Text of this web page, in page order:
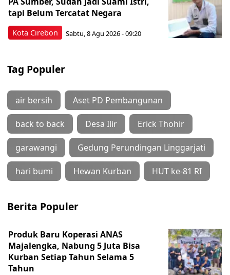
Kota Cirebon
tapi Belum Tercatat Negara
Sabtu, 8 Agu 2026 - 09:20
Tag Populer
air bersih Aset PD Pembangunan
back to back Desa Ilir Erick Thohir
garawangi Gedung Perundingan Linggarjati
hari bumi Hewan Kurban HUT ke-81 RI
Berita Populer
Produk Baru Koperasi ANAS
Majalengka, Nabung 5 Juta Bisa
Kurban Setiap Tahun Selama 5
Tahun